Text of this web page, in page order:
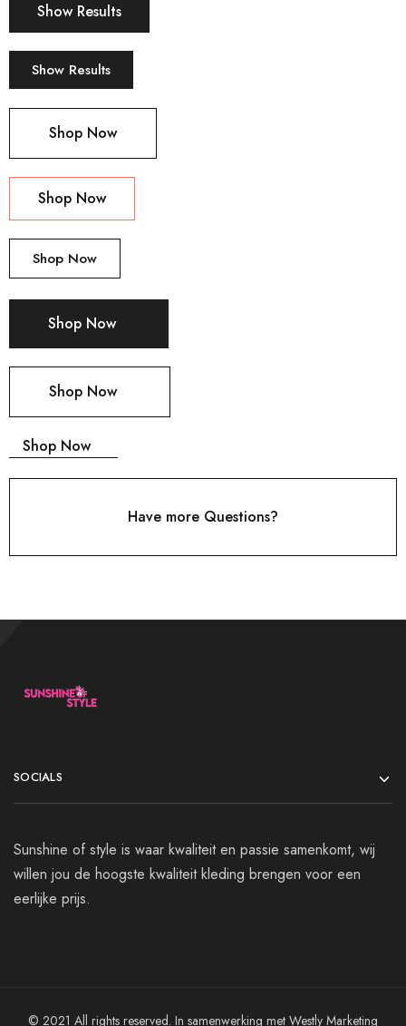
Show Results
Show Results
Shop Now
Shop Now
Shop Now
Shop Now
Shop Now
Shop Now
Have more Questions?
SOCIALS
Sunshine of style is waar kwaliteit en passie samenkomt, wij
willen jou de hoogste kwaliteit kleding brengen voor een
eerlijke prijs.
© 2021 All rights reserved. In samenwerking met Westly Marketing